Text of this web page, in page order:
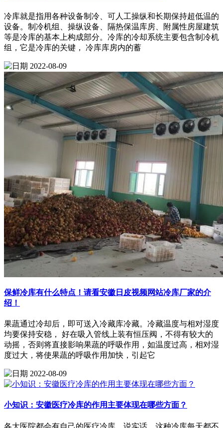
冷库就是指用各种设备制冷、可人工操纵和长期保持超低温的
设备。制冷机组、操纵设备、隔热保温库房、附属性房屋建筑
等是冷库的基本上构成部分。冷库的冷却系统主要包含制冷机
组，它是冷库的关键， 冷库库房内的蓄
2022-08-09
保鲜冷库有什么特点！请看安徽日皮视频网站冷库厂家的介
绍！
果蔬通过冷却后，即可送入冷藏库冷藏。冷藏温度与相对湿度
均要保持安稳， 好在吸入管线上装有恒压阀，不得有较大的
动摇，否则将直接影响果蔬的呼吸作用，如温度过高，相对湿
度过大，将使果蔬的呼吸作用加快，引起它
2022-08-09
小知识：安徽医疗冷库的作用主要体现在哪些方面？
各大医院都会有自己的医疗冷库。说实话，这种冷库每天都不